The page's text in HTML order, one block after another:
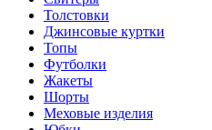
Толстовки
Джинсовые куртки
Топы
Футболки
Жакеты
Шорты
Меховые изделия